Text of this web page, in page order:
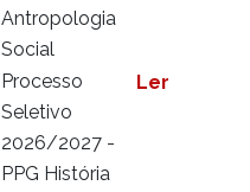
Antropologia
Social
Processo
Seletivo
2026/2027 -
PPG História
Ler mais